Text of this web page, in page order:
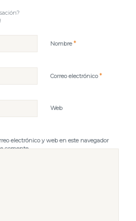
Nombre*
Correo electrónico*
Web
electrónico y web en este navegador
comente.